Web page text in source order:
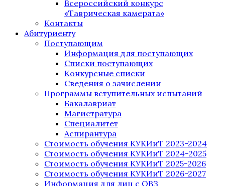
Всероссийский конкурс
«Таврическая камерата»
Контакты
Абитуриенту
Поступающим
Информация для поступающих
Списки поступающих
Конкурсные списки
Сведения о зачислении
Программы вступительных испытаний
Бакалавриат
Магистратура
Специалитет
Аспирантура
Стоимость обучения КУКИиТ 2023-2024
Стоимость обучения КУКИиТ 2024-2025
Стоимость обучения КУКИиТ 2025-2026
Стоимость обучения КУКИиТ 2026-2027
Информация для лиц с ОВЗ